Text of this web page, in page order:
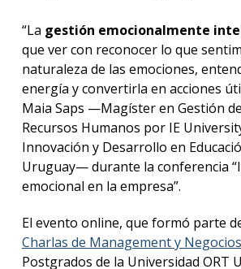
“La gestión emocionalmente
que ver con reconocer lo que
naturaleza de las emociones,
energía y convertirla en acciones
Maia Saps —Magíster en Gestión
Recursos Humanos por IE
Innovación y Desarrollo en
Uruguay— durante la conferencia
emocional en la empresa”.
El evento online, que formó parte
Charlas de Management y Negocios
Postgrados de la Universidad ORT